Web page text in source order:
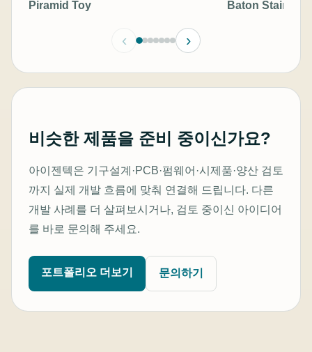
Piramid Toy Baton
‹ ›
비슷한 제품을 준비 중이신가요?
아이젠텍은 기구설계·PCB·펌웨어·시제품·양산 검토
까지 실제 개발 흐름에 맞춰 연결해 드립니다. 다른
개발 사례를 더 살펴보시거나, 검토 중이신 아이디어
를 바로 문의해 주세요.
포트폴리오 더보기 문의하기